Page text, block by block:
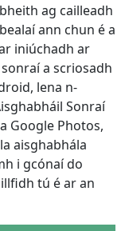
ag cailleadh
ann chun é a
iniúchadh ar
a scriosadh
lena n-
Sonraí
Google Photos,
aisghabhála
i gcónaí do
tú é ar an